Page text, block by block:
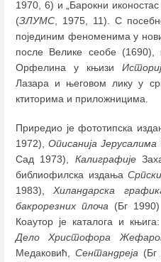
1970, 6) и „Барокни
(ЗЛУМС , 1975, 11). С
појединим феноменима у
после Велике сеобе (1690),
Орфелина у књизи
Лазара и његовом лику у
ктиторима и приложницима.
Приредио је фототипска
1972),Описанија Јерусалима
Сад 1973), Калиграфије
библиофилска издања
1983), Хиландарска
бакрорезних плоча (Бг
Коаутор је каталога и
Дело Христофора
Медаковић,Сентандреја